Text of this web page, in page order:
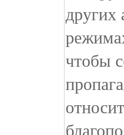
других
чтобы